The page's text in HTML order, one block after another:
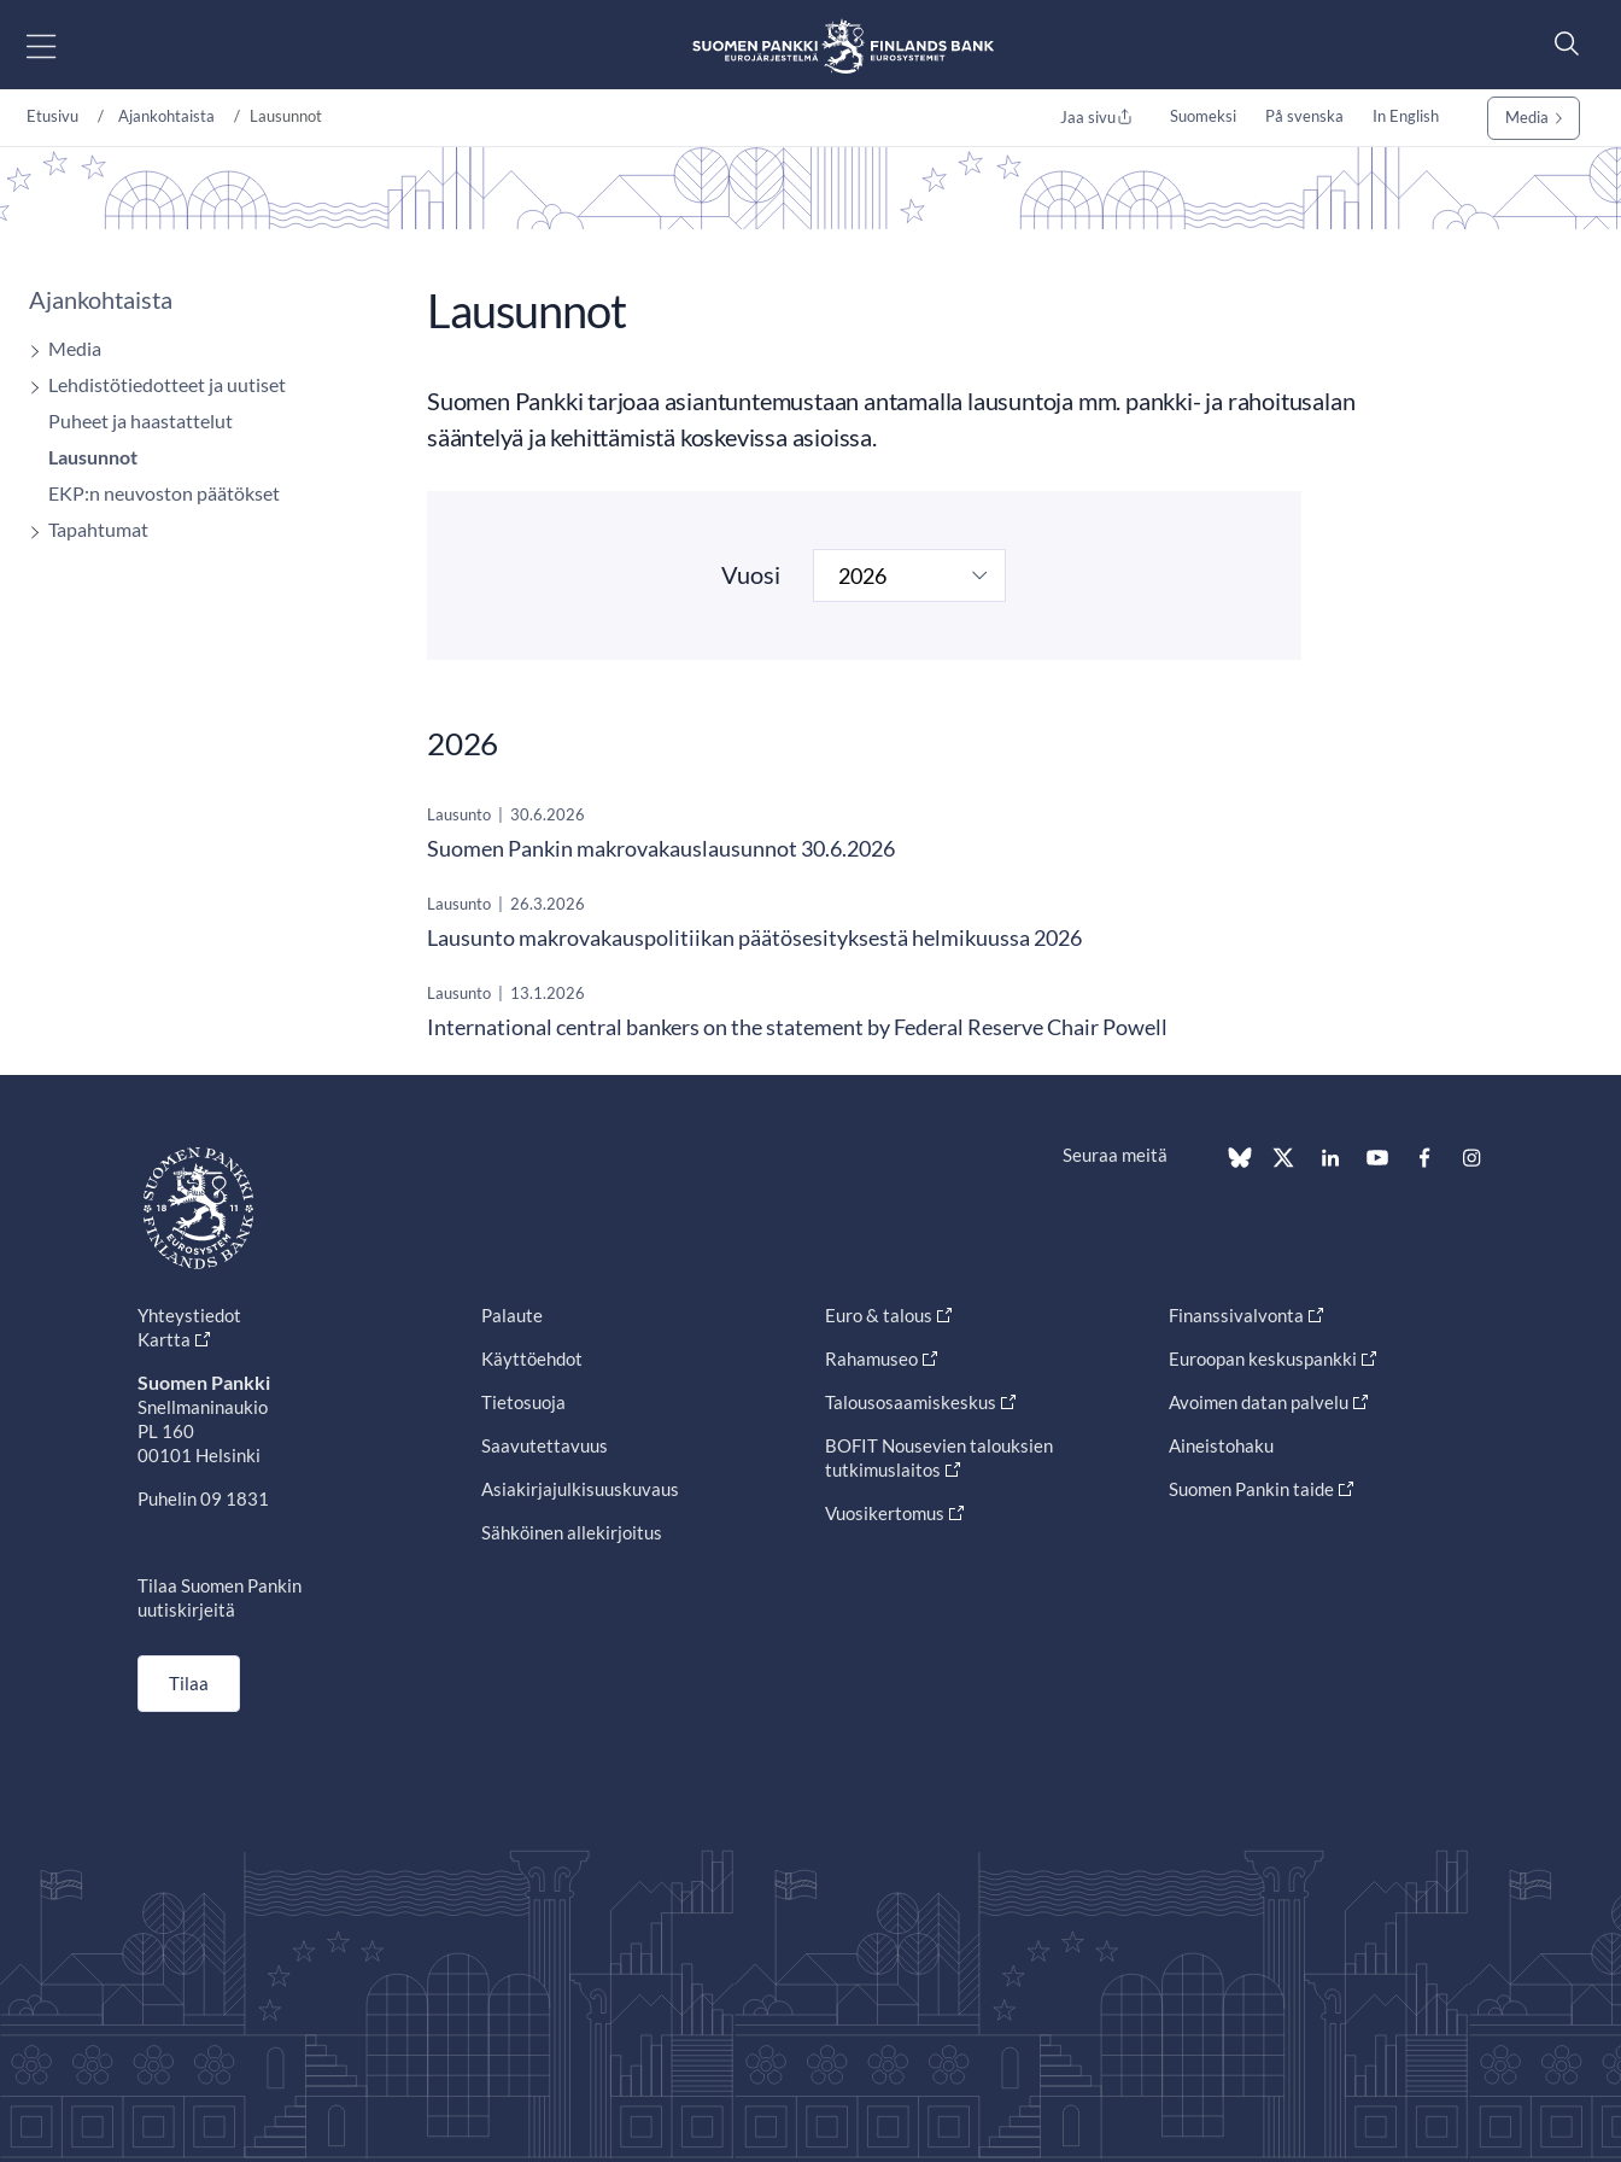
Etusivu Ajankohtaista Lausunnot Jaa sivu Suomeksi På svenska In English Media
Ajankohtaista
Media
Lehdistötiedotteet ja uutiset
Puheet ja haastattelut
Lausunnot
EKP:n neuvoston päätökset
Tapahtumat
Lausunnot
Suomen Pankki tarjoaa asiantuntemustaan antamalla lausuntoja mm. pankki- ja rahoitusalan
sääntelyä ja kehittämistä koskevissa asioissa.
Vuosi
2026
Lausunto 30.6.2026
Suomen Pankin makrovakauslausunnot 30.6.2026
Lausunto 26.3.2026
Lausunto makrovakauspolitiikan päätösesityksestä helmikuussa 2026
Lausunto 13.1.2026
International central bankers on the statement by Federal Reserve Chair Powell
Seuraa meitä
Yhteystiedot
Kartta
Suomen Pankki
Snellmaninaukio
PL 160
00101 Helsinki
Puhelin 09 1831
Tilaa Suomen Pankin
uutiskirjeitä
Tilaa
Palaute
Käyttöehdot
Tietosuoja
Saavutettavuus
Asiakirjajulkisuuskuvaus
Sähköinen allekirjoitus
Euro & talous
Rahamuseo
Talousosaamiskeskus
BOFIT Nousevien talouksien
tutkimuslaitos
Vuosikertomus
Finanssivalvonta
Euroopan keskuspankki
Avoimen datan palvelu
Aineistohaku
Suomen Pankin taide